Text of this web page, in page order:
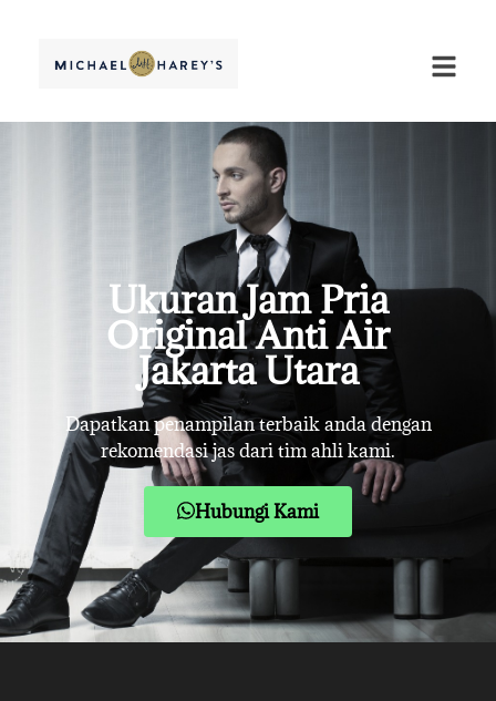
Ukuran Jam Pria
Original Anti Air
Jakarta Utara
Dapatkan penampilan terbaik anda dengan
rekomendasi jas dari tim ahli kami.
Hubungi Kami